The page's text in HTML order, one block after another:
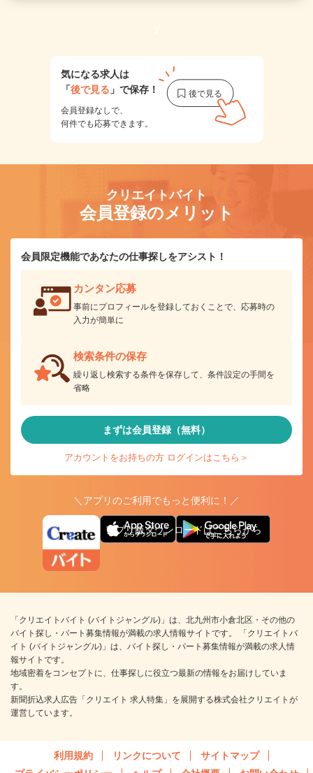
1
気になる求人は
「後で見る 」で保存！
会員登録なしで、
何件でも応募できます。
クリエイトバイト
会員登録のメリット
会員限定機能であなたの仕事探しをアシスト！
カンタン応募
事前にプロフィールを登録しておくことで、応募時の
入力が簡単に
検索条件の保存
繰り返し検索する条件を保存して、条件設定の手間を
省略
まずは会員登録（無料）
アカウントをお持ちの方 ログインはこちら＞
＼アプリのご利用でもっと便利に！／
アプリ版ダウンロードはこちらから
「クリエイトバイト (バイトジャングル)」は、北九州市小倉北区・その他の
バイト探し・パート募集情報が満載の求人情報サイトです。 「クリエイトバ
イト (バイトジャングル)」は、バイト探し・パート募集情報が満載の求人情
報サイトです。
地域密着をコンセプトに、仕事探しに役立つ最新の情報をお届けしていま
す。
新聞折込求人広告「クリエイト 求人特集」を展開する株式会社クリエイトが
運営しています。
利用規約 リンクについて
サイトマップ